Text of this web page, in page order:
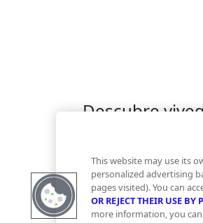
Descubre
Financiación
This website may use its
personalized advertising
pages visited). You can
OR REJECT THEIR USE
more information, you